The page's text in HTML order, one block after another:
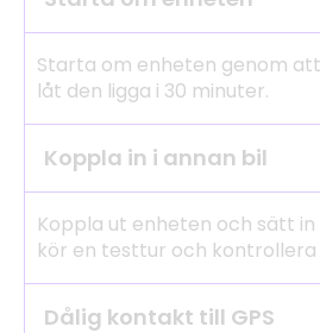
Starta om enheten genom
låt den ligga i 30 minuter.
Koppla in i annan bil
Koppla ut enheten och sätt in
kör en testtur och
Dålig kontakt till GPS